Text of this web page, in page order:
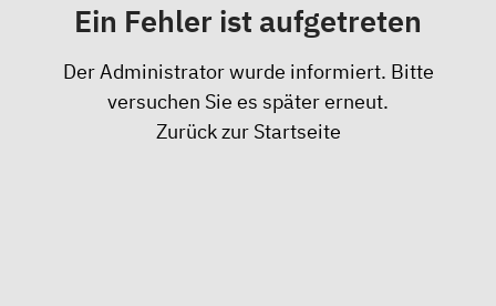
Ein Fehler ist aufgetreten
Der Administrator wurde informiert. Bitte
versuchen Sie es später erneut.
Zurück zur Startseite